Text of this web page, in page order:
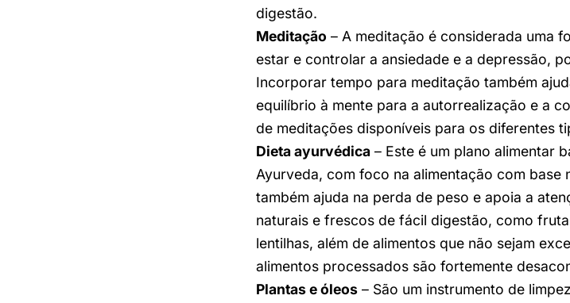
digestão.
Meditação – A meditação é considerada uma
estar e controlar a ansiedade e a depressão,
Incorporar tempo para meditação também
equilíbrio à mente para a autorrealização e a
de meditações disponíveis para os diferentes
Dieta ayurvédica – Este é um plano alimentar
Ayurveda, com foco na alimentação com base
também ajuda na perda de peso e apoia a
naturais e frescos de fácil digestão, como
lentilhas, além de alimentos que não sejam
alimentos processados são fortemente
Plantas e óleos – São um instrumento de